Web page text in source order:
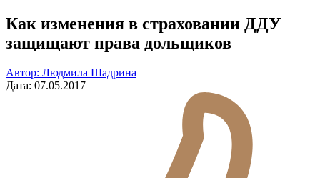
Как изменения в страховании ДДУ
защищают права дольщиков
Автор: Людмила Шадрина
Дата: 07.05.2017